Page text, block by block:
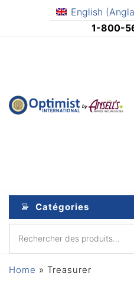
English (
1-800-
Catégories
Home » Treasurer